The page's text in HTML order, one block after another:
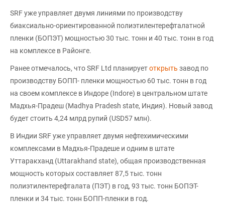
SRF уже управляет двумя линиями по производству
биаксиально-ориентированной полиэтилентерефталатной
пленки (БОПЭТ) мощностью 30 тыс. тонн и 40 тыс. тонн в год
на комплексе в Районге.
Ранее отмечалось, что SRF Ltd планируетоткрыть завод по
производству БОПП- пленки мощностью 60 тыс. тонн в год
на своем комплексе в Индоре (Indore) в центральном штате
Мадхья-Прадеш (Madhya Pradesh state, Индия). Новый завод
будет стоить 4,24 млрд рупий (USD57 млн).
В Индии SRF уже управляет двумя нефтехимическими
комплексами в Мадхья-Прадеше и одним в штате
Уттаракханд (Uttarakhand state), общая производственная
мощность которых составляет 87,5 тыс. тонн
полиэтилентерефталата (ПЭТ) в год, 93 тыс. тонн БОПЭТ-
пленки и 34 тыс. тонн БОПП-пленки в год.